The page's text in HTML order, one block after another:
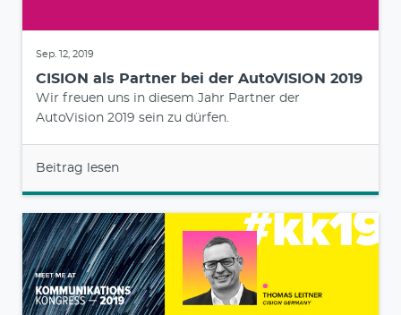
Sep. 12, 2019
CISION als Partner bei der AutoVISION 2019
Wir freuen uns in diesem Jahr Partner der
AutoVision 2019 sein zu dürfen.
Beitrag lesen